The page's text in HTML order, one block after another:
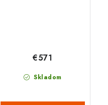
Skladom
€571